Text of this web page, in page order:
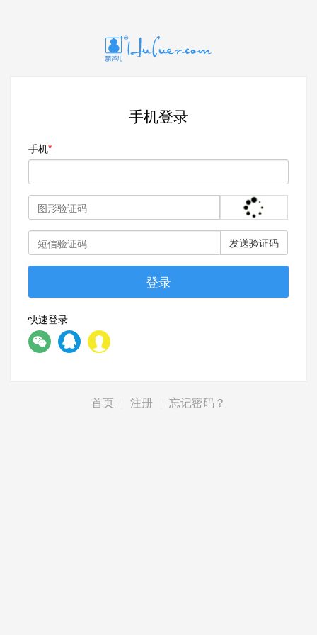
手机登录
手机
发送验证码
登录
快速登录
首页 注册 忘记密码？